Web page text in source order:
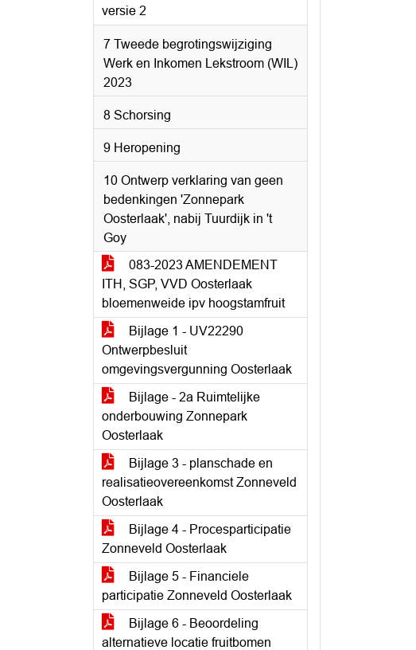
versie 2
7 Tweede begrotingswijziging
Werk en Inkomen Lekstroom (WIL)
2023
8 Schorsing
9 Heropening
10 Ontwerp verklaring van geen
bedenkingen 'Zonnepark
Oosterlaak', nabij Tuurdijk in 't
Goy
083-2023 AMENDEMENT
ITH, SGP, VVD Oosterlaak
bloemenweide ipv hoogstamfruit
Bijlage 1 - UV22290
Ontwerpbesluit
omgevingsvergunning Oosterlaak
Bijlage - 2a Ruimtelijke
onderbouwing Zonnepark
Oosterlaak
Bijlage 3 - planschade en
realisatieovereenkomst Zonneveld
Oosterlaak
Bijlage 4 - Procesparticipatie
Zonneveld Oosterlaak
Bijlage 5 - Financiele
participatie Zonneveld Oosterlaak
Bijlage 6 - Beoordeling
alternatieve locatie fruitbomen